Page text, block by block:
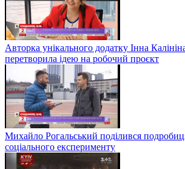
Авторка унікального додатку Інна
перетворила ідею на робочий проєкт
Михайло Рогальський поділився
соціального експерименту